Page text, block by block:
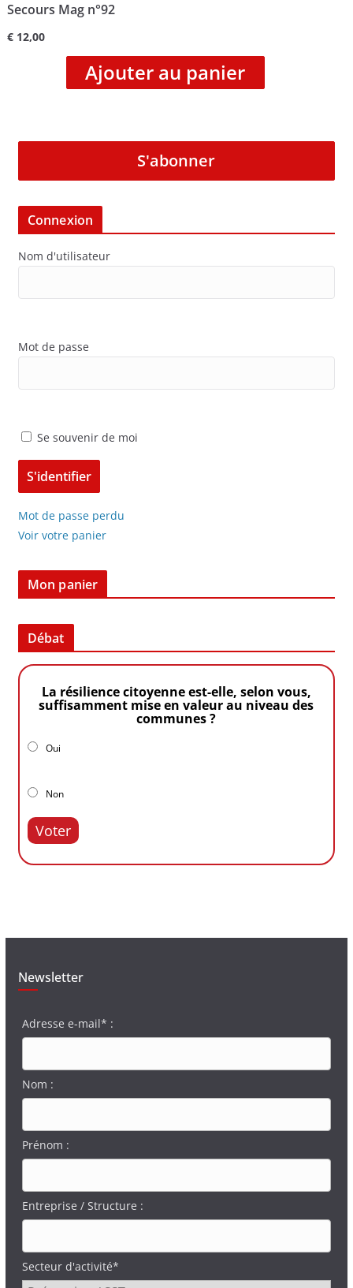
Secours Mag n°92
€12,00
Ajouter au panier
S'abonner
Connexion
Nom d'utilisateur
Mot de passe
Se souvenir de moi
Mot de passe perdu
Voir votre panier
Mon panier
Débat
La résilience citoyenne est-elle, selon vous,
suffisamment mise en valeur au niveau des
communes ?
Oui
Non
Voter
Newsletter
Adresse e-mail* :
Nom :
Prénom :
Entreprise / Structure :
Secteur d'activité*